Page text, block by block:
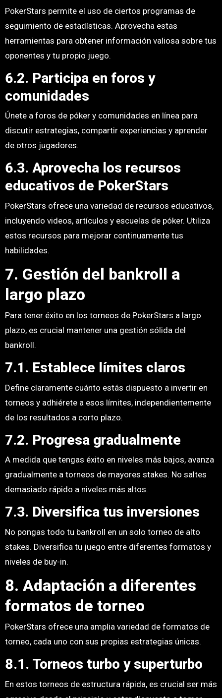
PokerStars permite el uso de ciertos programas de
seguimiento de estadísticas. Aprovecha estas
herramientas para obtener información valiosa sobre tus
oponentes y tu propio juego.
6.2. Participa en foros y
comunidades
Únete a foros de póker y comunidades en línea para
discutir estrategias, compartir experiencias y aprender
de otros jugadores.
6.3. Aprovecha los recursos
educativos de PokerStars
PokerStars ofrece una variedad de recursos educativos,
incluyendo videos, artículos y escuelas de póker. Utiliza
estos recursos para mejorar continuamente tus
habilidades.
7. Gestión del bankroll a
largo plazo
Para tener éxito en los torneos de PokerStars a largo
plazo, es crucial mantener una gestión sólida del
bankroll.
7.1. Establece límites claros
Define claramente cuánto estás dispuesto a invertir en
torneos y adhiérete a esos límites, independientemente
de los resultados a corto plazo.
7.2. Progresa gradualmente
A medida que tengas éxito en niveles más bajos, avanza
gradualmente a torneos de mayores stakes. No saltes
demasiado rápido a niveles más altos.
7.3. Diversifica tus inversiones
No pongas todo tu bankroll en un solo torneo de alto
stakes. Diversifica tu juego entre diferentes formatos y
niveles de buy-in.
8. Adaptación a diferentes
formatos de torneo
PokerStars ofrece una amplia variedad de formatos de
torneo, cada uno con sus propias estrategias únicas.
8.1. Torneos turbo y superturbo
En estos torneos de estructura rápida, es crucial ser más